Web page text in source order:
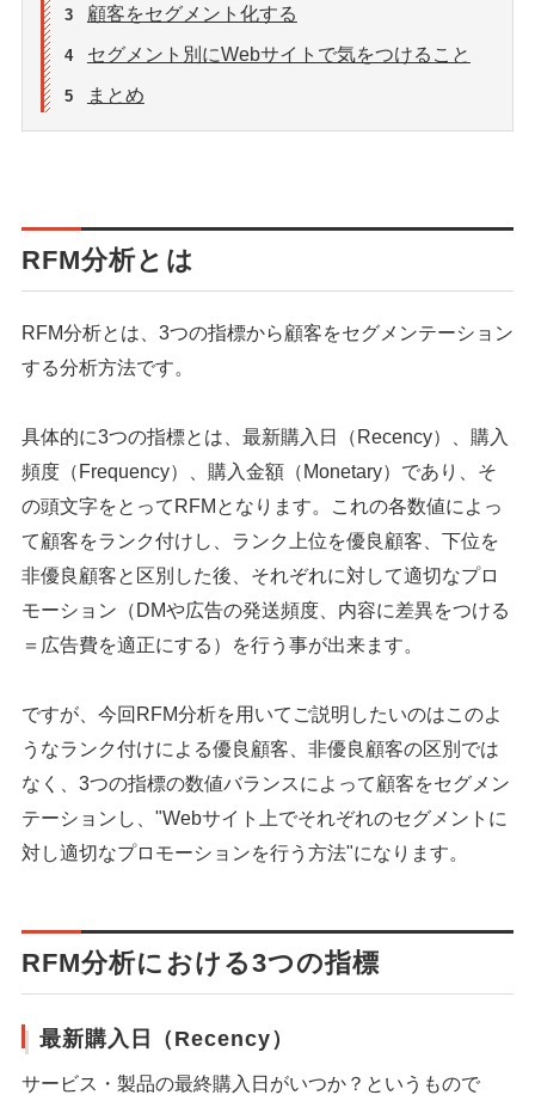
3 顧客をセグメント化する
4 セグメント別にWebサイトで気をつけること
5 まとめ
RFM分析とは
RFM分析とは、3つの指標から顧客をセグメンテーション
する分析方法です。
具体的に3つの指標とは、最新購入日（Recency）、購入
頻度（Frequency）、購入金額（Monetary）であり、そ
の頭文字をとってRFMとなります。これの各数値によっ
て顧客をランク付けし、ランク上位を優良顧客、下位を
非優良顧客と区別した後、それぞれに対して適切なプロ
モーション（DMや広告の発送頻度、内容に差異をつける
＝広告費を適正にする）を行う事が出来ます。
ですが、今回RFM分析を用いてご説明したいのはこのよ
うなランク付けによる優良顧客、非優良顧客の区別では
なく、3つの指標の数値バランスによって顧客をセグメン
テーションし、"Webサイト上でそれぞれのセグメントに
対し適切なプロモーションを行う方法"になります。
RFM分析における3つの指標
最新購入日（Recency）
サービス・製品の最終購入日がいつか？というもので